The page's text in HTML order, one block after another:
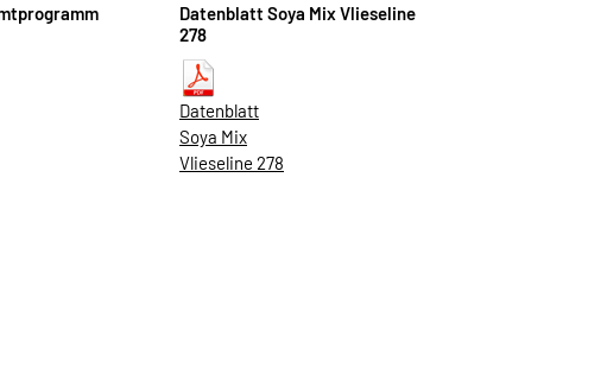
Datenblatt Soya Mix Vlieseline
278
Datenblatt
Soya Mix
Vlieseline 278